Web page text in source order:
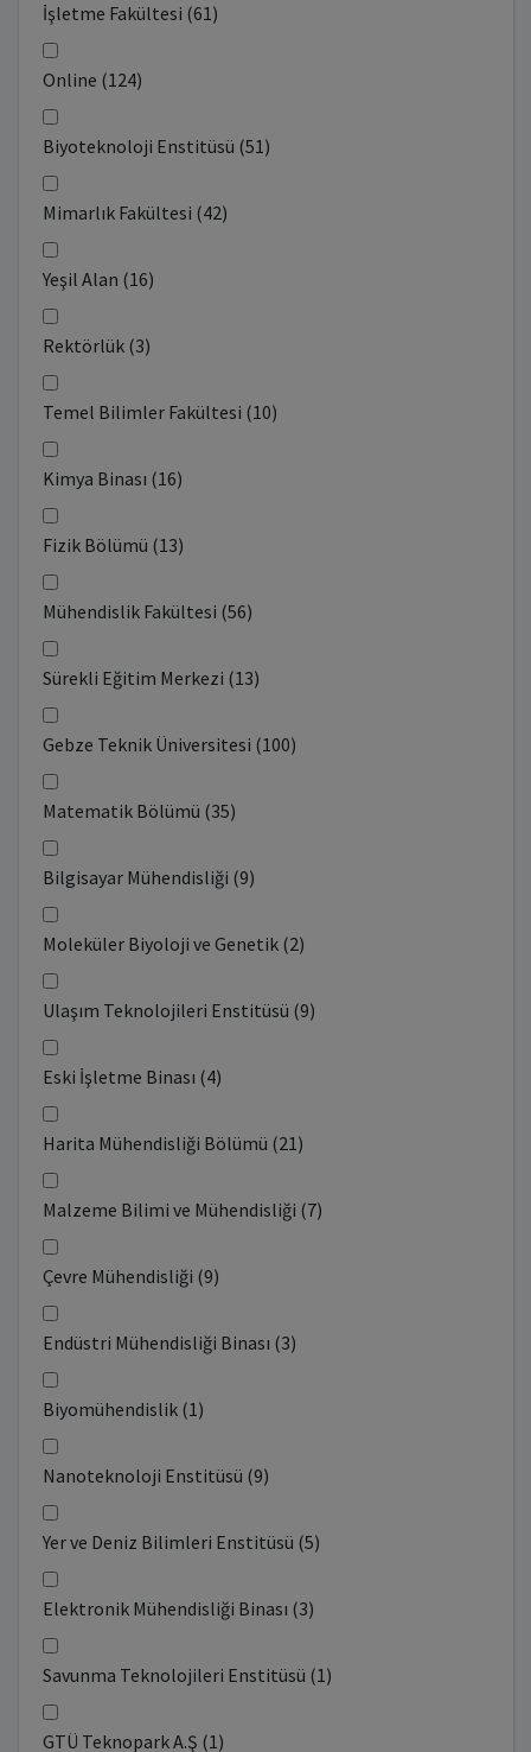
İşletme Fakültesi (61)
Online (124)
Biyoteknoloji Enstitüsü (51)
Mimarlık Fakültesi (42)
Yeşil Alan (16)
Rektörlük (3)
Temel Bilimler Fakültesi (10)
Kimya Binası (16)
Fizik Bölümü (13)
Mühendislik Fakültesi (56)
Sürekli Eğitim Merkezi (13)
Gebze Teknik Üniversitesi (100)
Matematik Bölümü (35)
Bilgisayar Mühendisliği (9)
Moleküler Biyoloji ve Genetik (2)
Ulaşım Teknolojileri Enstitüsü (9)
Eski İşletme Binası (4)
Harita Mühendisliği Bölümü (21)
Malzeme Bilimi ve Mühendisliği (7)
Çevre Mühendisliği (9)
Endüstri Mühendisliği Binası (3)
Biyomühendislik (1)
Nanoteknoloji Enstitüsü (9)
Yer ve Deniz Bilimleri Enstitüsü (5)
Elektronik Mühendisliği Binası (3)
Savunma Teknolojileri Enstitüsü (1)
GTÜ Teknopark A.Ş (1)